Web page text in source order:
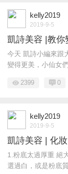
kelly2019
2019-9-5
凱詩美容 |教你
今天 凱詩小編來跟
變得更美，小仙女
2399 0
kelly2019
2019-9-5
凱詩美容 | 化
1.粉底太過厚重 絕
選過白，或是粉底